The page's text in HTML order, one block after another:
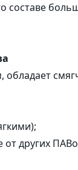
составе
других